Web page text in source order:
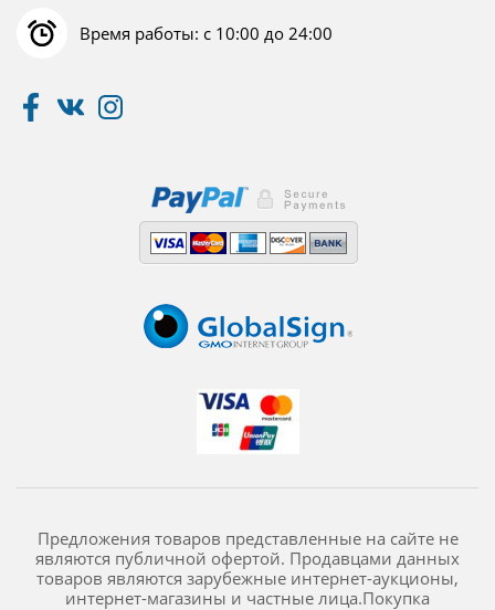
Время работы: с 10:00 до 24:00
Предложения товаров представленные на сайте не
являются публичной офертой. Продавцами данных
товаров являются зарубежные интернет-аукционы,
интернет-магазины и частные лица.Покупка